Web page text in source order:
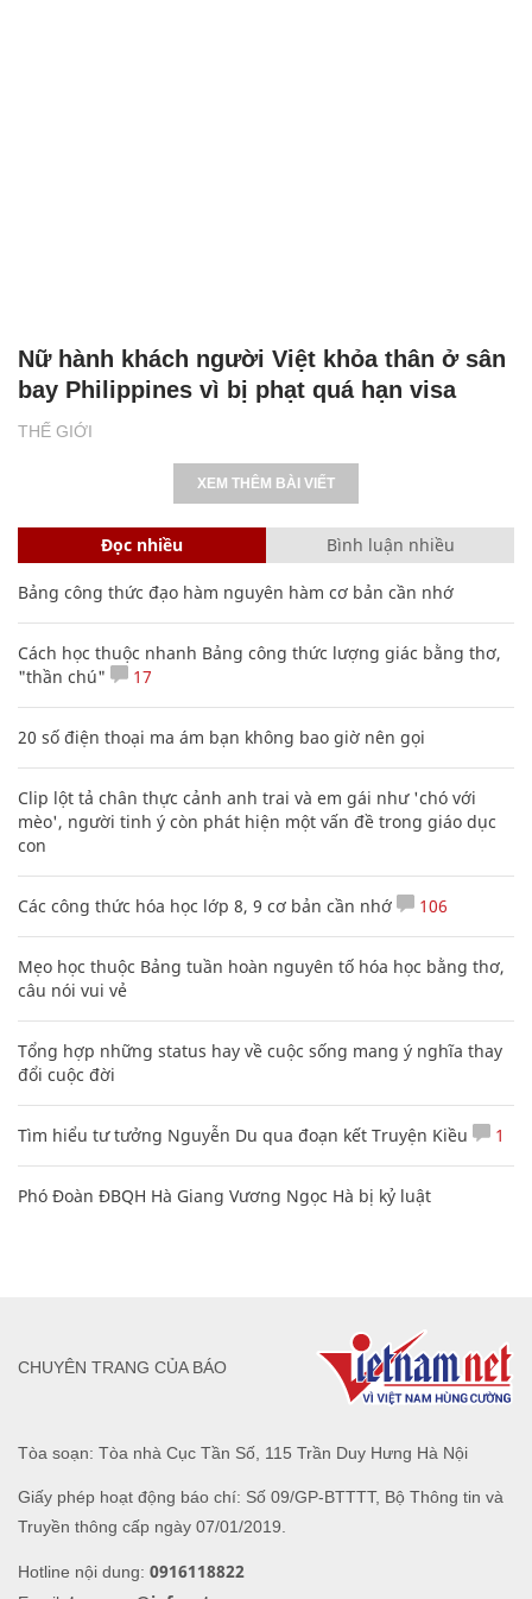
THẾ GIỚI
Nữ hành khách người Việt khỏa thân ở sân
bay Philippines vì bị phạt quá hạn visa
XEM THÊM BÀI VIẾT
Đọc nhiều Bình luận nhiều
Bảng công thức đạo hàm nguyên hàm cơ bản cần nhớ
Cách học thuộc nhanh Bảng công thức lượng giác bằng thơ,
"thần chú"
17
20 số điện thoại ma ám bạn không bao giờ nên gọi
Clip lột tả chân thực cảnh anh trai và em gái như 'chó với
mèo', người tinh ý còn phát hiện một vấn đề trong giáo dục
con
Các công thức hóa học lớp 8, 9 cơ bản cần nhớ 106
Mẹo học thuộc Bảng tuần hoàn nguyên tố hóa học bằng thơ,
câu nói vui vẻ
Tổng hợp những status hay về cuộc sống mang ý nghĩa thay
đổi cuộc đời
Tìm hiểu tư tưởng Nguyễn Du qua đoạn kết Truyện Kiều 1
Phó Đoàn ĐBQH Hà Giang Vương Ngọc Hà bị kỷ luật
Tòa soạn: Tòa nhà Cục Tần Số, 115 Trần Duy Hưng Hà Nội
Giấy phép hoạt động báo chí: Số 09/GP-BTTTT, Bộ Thông tin và
Truyền thông cấp ngày 07/01/2019.
Hotline nội dung: 0916118822
CHUYÊN TRANG CỦA BÁO